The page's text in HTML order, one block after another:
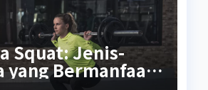
Squat: Jenis-
yang Bermanfaat